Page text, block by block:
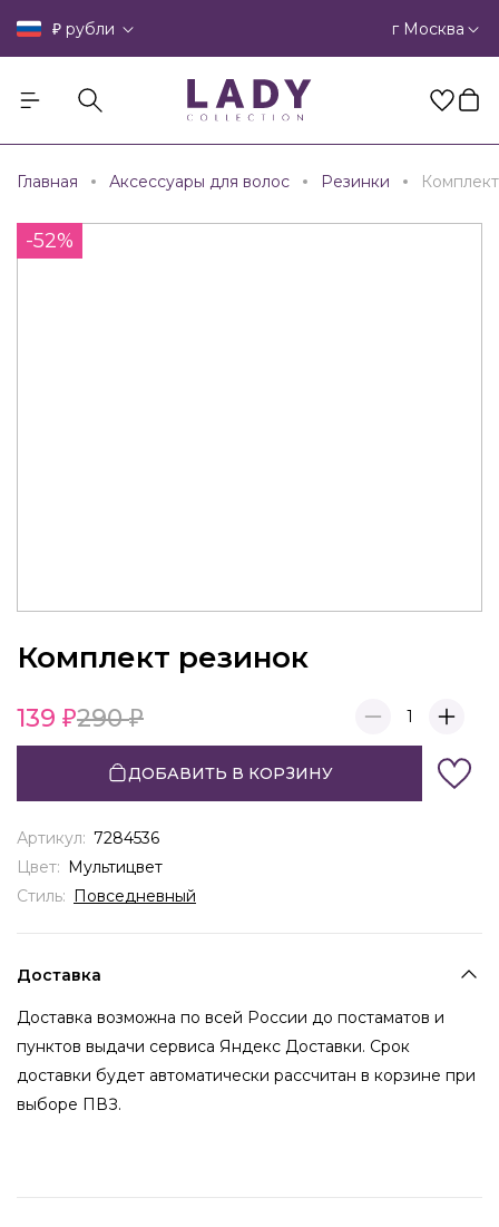
₽ рубли г Москва
Главная Аксессуары для волос Резинки
-52%
Комплект резинок
139 290 1
ДОБАВИТЬ В КОРЗИНУ
Артикул: 7284536
Цвет: Мультицвет
Стиль: Повседневный
Доставка
Доставка возможна по всей России до постаматов и
пунктов выдачи сервиса Яндекс Доставки. Срок
доставки будет автоматически рассчитан в корзине при
выборе ПВЗ.